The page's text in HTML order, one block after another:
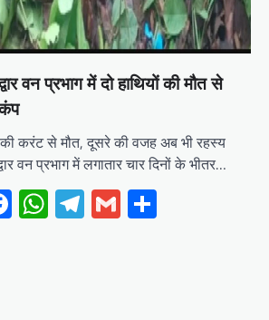
वन प्रभाग में दो हाथियों की मौत से
करंट से मौत, दूसरे की वजह अब भी रहस्य
वन प्रभाग में लगातार चार दिनों के भीतर…
Facebook
WhatsApp
Telegram
Gmail